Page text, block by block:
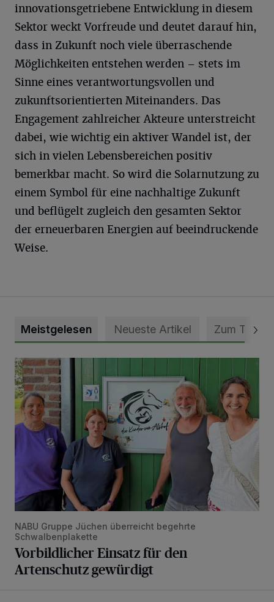
innovationsgetriebene Entwicklung in diesem
Sektor weckt Vorfreude und deutet darauf hin,
dass in Zukunft noch viele überraschende
Möglichkeiten entstehen werden – stets im
Sinne eines verantwortungsvollen und
zukunftsorientierten Miteinanders. Das
Engagement zahlreicher Akteure unterstreicht
dabei, wie wichtig ein aktiver Wandel ist, der
sich in vielen Lebensbereichen positiv
bemerkbar macht. So wird die Solarnutzung zu
einem Symbol für eine nachhaltige Zukunft
und beflügelt zugleich den gesamten Sektor
der erneuerbaren Energien auf beeindruckende
Weise.
Meistgelesen Neueste Artikel Zum Thema
Vorbildlicher Einsatz für den Artenschutz gewürdigt
NABU Gruppe Jüchen überreicht begehrte
Schwalbenplakette
Vorbildlicher Einsatz für den
Artenschutz gewürdigt